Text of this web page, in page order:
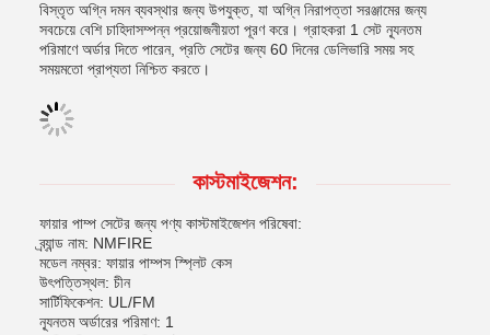
বিস্তৃত অগ্নি দমন ব্যবস্থার জন্য উপযুক্ত, যা অগ্নি নিরাপত্তা সরঞ্জামের জন্য
সবচেয়ে বেশি চাহিদাসম্পন্ন প্রয়োজনীয়তা পূরণ করে। গ্রাহকরা 1 সেট ন্যূনতম
পরিমাণে অর্ডার দিতে পারেন, প্রতি সেটের জন্য 60 দিনের ডেলিভারি সময় সহ
সময়মতো প্রাপ্যতা নিশ্চিত করতে।
কাস্টমাইজেশন:
ফায়ার পাম্প সেটের জন্য পণ্য কাস্টমাইজেশন পরিষেবা:
ব্র্যান্ড নাম: NMFIRE
মডেল নম্বর: ফায়ার পাম্পস স্প্লিট কেস
উৎপত্তিস্থল: চীন
সার্টিফিকেশন: UL/FM
ন্যূনতম অর্ডারের পরিমাণ: 1